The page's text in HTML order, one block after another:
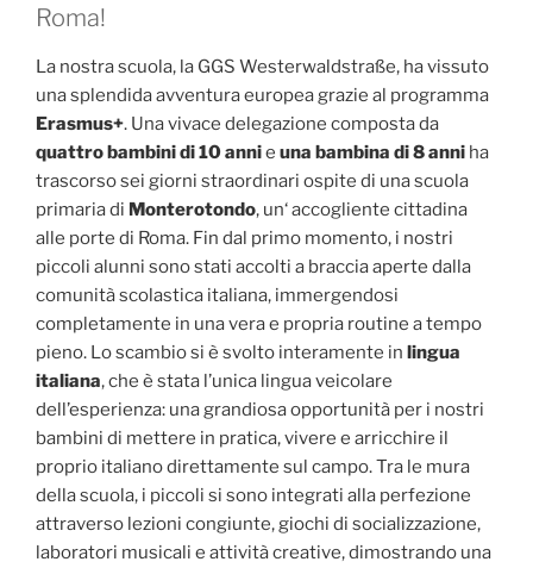
Roma!
La nostra scuola, la GGS Westerwaldstraße, ha vissuto
una splendida avventura europea grazie al programma
Erasmus+. Una vivace delegazione composta da
quattro bambini di 10 annie una bambina di 8 anni ha
trascorso sei giorni straordinari ospite di una scuola
primaria di Monterotondo, un‘ accogliente cittadina
alle porte di Roma. Fin dal primo momento, i nostri
piccoli alunni sono stati accolti a braccia aperte dalla
comunità scolastica italiana, immergendosi
completamente in una vera e propria routine a tempo
pieno. Lo scambio si è svolto interamente in lingua
italiana, che è stata l’unica lingua veicolare
dell’esperienza: una grandiosa opportunità per i nostri
bambini di mettere in pratica, vivere e arricchire il
proprio italiano direttamente sul campo. Tra le mura
della scuola, i piccoli si sono integrati alla perfezione
attraverso lezioni congiunte, giochi di socializzazione,
laboratori musicali e attività creative, dimostrando una